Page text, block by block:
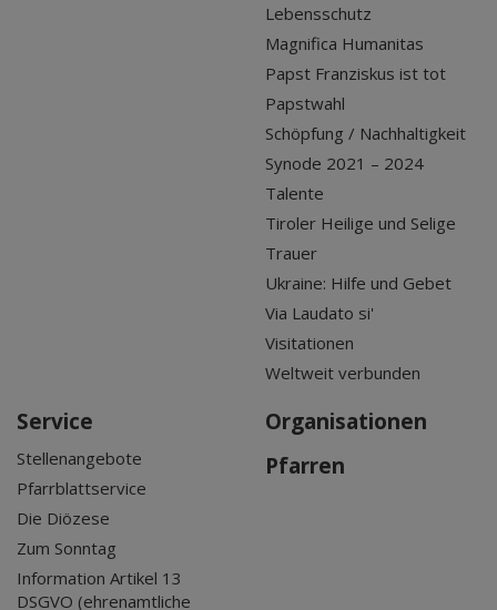
Lebensschutz
Magnifica Humanitas
Papst Franziskus ist tot
Papstwahl
Schöpfung / Nachhaltigkeit
Synode 2021 – 2024
Talente
Tiroler Heilige und Selige
Trauer
Ukraine: Hilfe und Gebet
Via Laudato si'
Visitationen
Weltweit verbunden
Service
Stellenangebote
Pfarrblattservice
Die Diözese
Zum Sonntag
Information Artikel 13
DSGVO (ehrenamtliche
Organisationen
Pfarren